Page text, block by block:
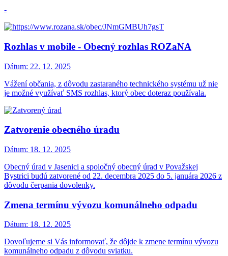
-
Rozhlas v mobile - Obecný rozhlas ROZaNA
Dátum: 22. 12. 2025
Vážení občania, z dôvodu zastaraného technického systému už nie
je možné využívať SMS rozhlas, ktorý obec doteraz používala.
Zatvorenie obecného úradu
Dátum: 18. 12. 2025
Obecný úrad v Jasenici a spoločný obecný úrad v Považskej
Bystrici budú zatvorené od 22. decembra 2025 do 5. januára 2026 z
dôvodu čerpania dovolenky.
Zmena termínu vývozu komunálneho odpadu
Dátum: 18. 12. 2025
Dovoľujeme si Vás informovať, že dôjde k zmene termínu vývozu
komunálneho odpadu z dôvodu sviatku.